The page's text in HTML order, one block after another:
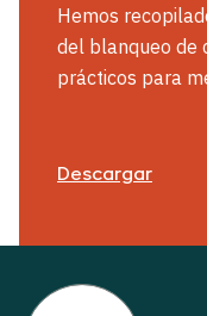
Hemos
del blanqueo de
prácticos para
Descargar